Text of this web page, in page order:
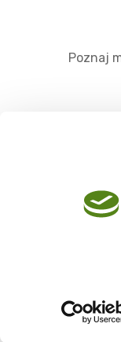
Poznaj
Copyright